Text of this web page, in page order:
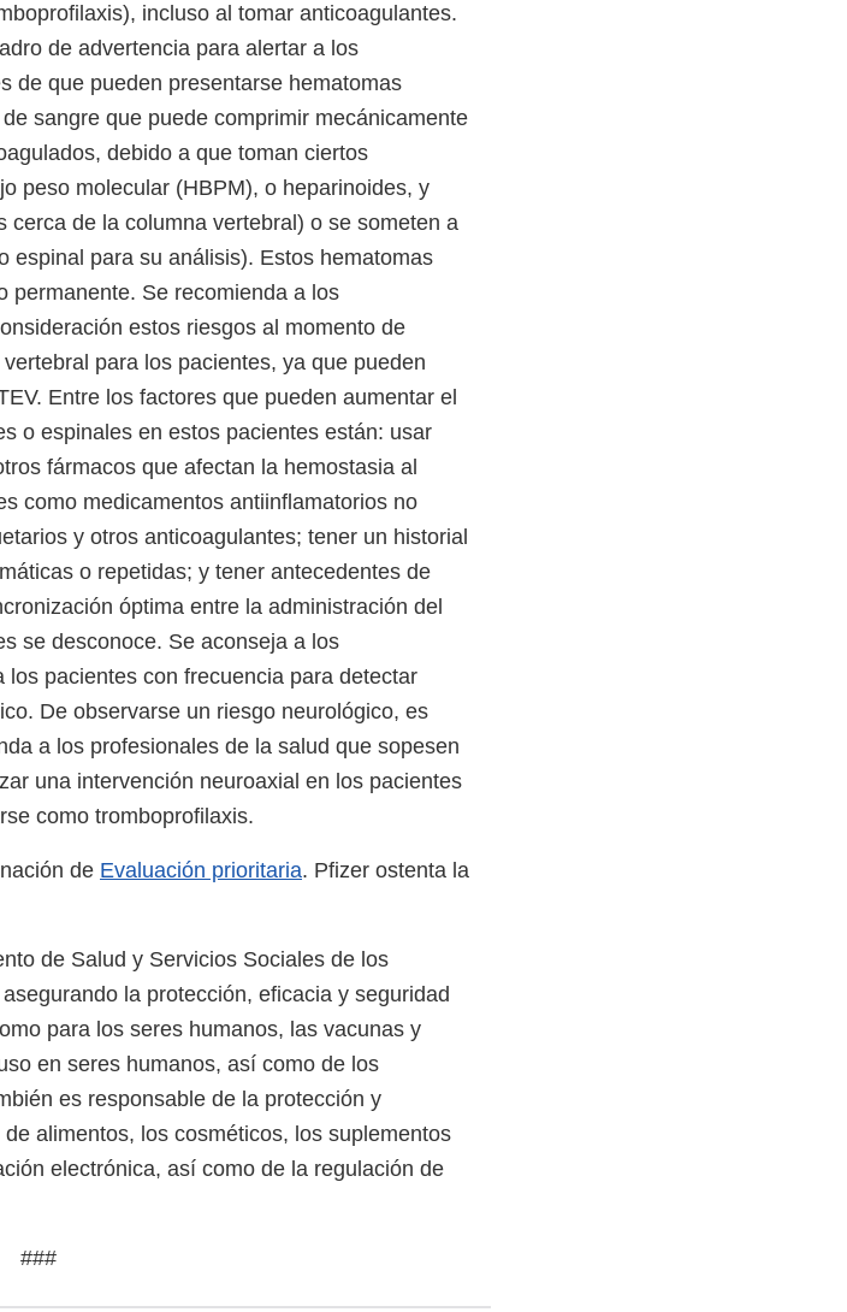
incluso al tomar anticoagulantes.
de advertencia para alertar a los
de que pueden presentarse hematomas
sangre que puede comprimir mecánicamente
debido a que toman ciertos
peso molecular (HBPM), o heparinoides, y
cerca de la columna vertebral) o se someten a
espinal para su análisis). Estos hematomas
permanente. Se recomienda a los
estos riesgos al momento de
para los pacientes, ya que pueden
Entre los factores que pueden aumentar el
o espinales en estos pacientes están: usar
fármacos que afectan la hemostasia al
como medicamentos antiinflamatorios no
y otros anticoagulantes; tener un historial
o repetidas; y tener antecedentes de
óptima entre la administración del
se desconoce. Se aconseja a los
pacientes con frecuencia para detectar
De observarse un riesgo neurológico, es
a los profesionales de la salud que sopesen
una intervención neuroaxial en los pacientes
como tromboprofilaxis.
de Evaluación prioritaria. Pfizer ostenta la
de Salud y Servicios Sociales de los
la protección, eficacia y seguridad
para los seres humanos, las vacunas y
en seres humanos, así como de los
es responsable de la protección y
alimentos, los cosméticos, los suplementos
electrónica, así como de la regulación de
###